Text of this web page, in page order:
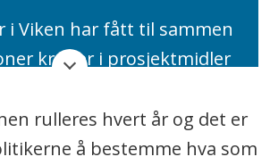
i Viken har fått til sammen
kroner i prosjektmidler
og gode søvnvaner
neste skoleår.
rulleres hvert år og det er
å bestemme hva som